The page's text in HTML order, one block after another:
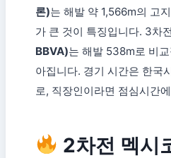
론)는 해발 약 1,566m의 고
가 큰 것이 특징입니다. 3차전
BBVA)는 해발 538m로 비
아집니다. 경기 시간은 한국
로, 직장인이라면 점심시간
2차전 멕시